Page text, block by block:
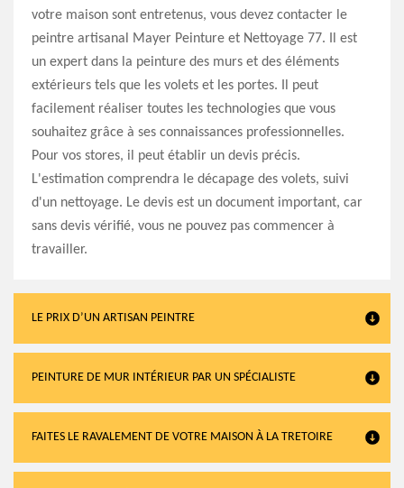
votre maison sont entretenus, vous devez contacter le
peintre artisanal Mayer Peinture et Nettoyage 77. Il est
un expert dans la peinture des murs et des éléments
extérieurs tels que les volets et les portes. Il peut
facilement réaliser toutes les technologies que vous
souhaitez grâce à ses connaissances professionnelles.
Pour vos stores, il peut établir un devis précis.
L'estimation comprendra le décapage des volets, suivi
d'un nettoyage. Le devis est un document important, car
sans devis vérifié, vous ne pouvez pas commencer à
travailler.
LE PRIX D’UN ARTISAN PEINTRE
PEINTURE DE MUR INTÉRIEUR PAR UN SPÉCIALISTE
FAITES LE RAVALEMENT DE VOTRE MAISON À LA TRETOIRE